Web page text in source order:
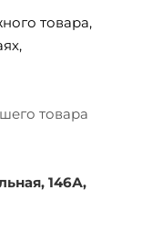
товара,
товара
146А,